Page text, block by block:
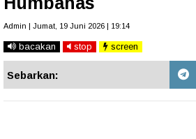
Admin | Jumat, 19 Juni 2026 | 19:14
bacakan stop screen
Sebarkan: